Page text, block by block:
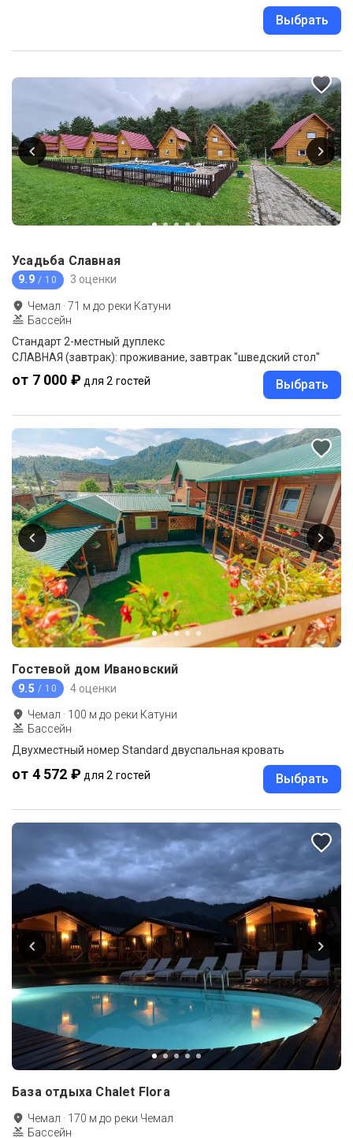
Выбрать
Усадьба Славная
9.9 / 10 3 оценки
Чемал ·71 м до реки Катуни
Бассейн
Стандарт 2-местный дуплекс
СЛАВНАЯ (завтрак): проживание, завтрак "шведский стол"
от 7 000 ₽ для 2 гостей Выбрать
Гостевой дом Ивановский
9.5 / 10 4 оценки
Чемал · 100 м до реки Катуни
Бассейн
Двухместный номер Standard двуспальная кровать
от 4 572 ₽ для 2 гостей Выбрать
База отдыха Chalet Flora
Чемал · 170 м до реки Чемал
Бассейн